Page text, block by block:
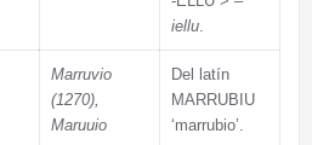
iellu.
Marruvio
(1270),
Maruuio
Del latín
MARRUBIU
‘marrubio’.